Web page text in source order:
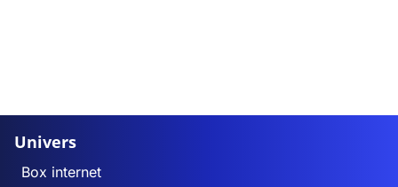
Univers
Box internet